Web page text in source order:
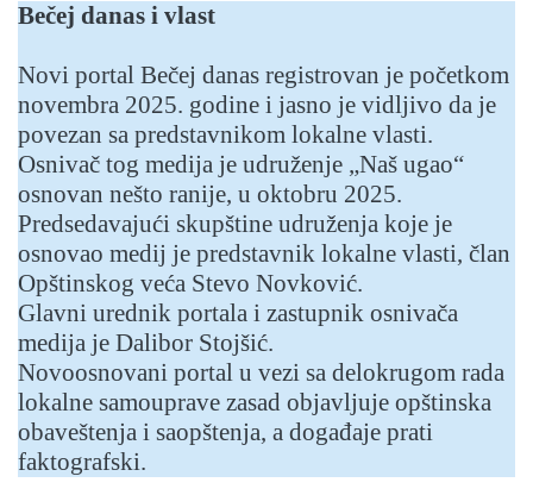
Bečej danas i vlast
Novi portal Bečej danas registrovan je početkom
novembra 2025. godine i jasno je vidljivo da je
povezan sa predstavnikom lokalne vlasti.
Osnivač tog medija je udruženje „Naš ugao“
osnovan nešto ranije, u oktobru 2025.
Predsedavajući skupštine udruženja koje je
osnovao medij je predstavnik lokalne vlasti, član
Opštinskog veća Stevo Novković.
Glavni urednik portala i zastupnik osnivača
medija je Dalibor Stojšić.
Novoosnovani portal u vezi sa delokrugom rada
lokalne samouprave zasad objavljuje opštinska
obaveštenja i saopštenja, a događaje prati
faktografski.